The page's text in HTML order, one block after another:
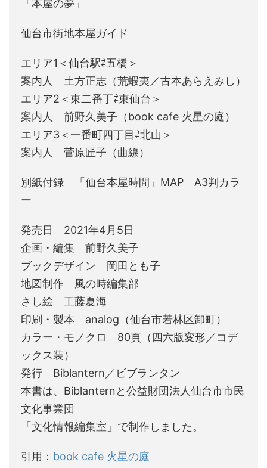
「本屋の夢」
仙台市街地本屋ガイド
エリア1＜仙台駅⇄五橋＞
案内人 土方正志（荒蝦夷／古本あらえみし）
エリア2＜東二番丁⇄東仙台＞
案内人 前野久美子（book cafe 火星の庭）
エリア3＜一番町四丁目⇄北山＞
案内人 菅原匠子（曲線）
別紙付録 「仙台本屋時間」MAP A3判カラ
ー
発売日 2021年4月5日
企画・編集 前野久美子
ブックデザイン 岡田とも子
地図制作 風の時編集部
さし絵 工藤夏海
印刷・製本 analog（仙台市若林区卸町）
カラー・モノクロ 80頁（四六版変形／コデ
ックス装）
発行 Biblantern／ビブランタン
本書は、Biblanternと公益財団法人仙台市市民
文化事業団
「文化情報編集室」で制作しました。
引用： book cafe 火星の庭